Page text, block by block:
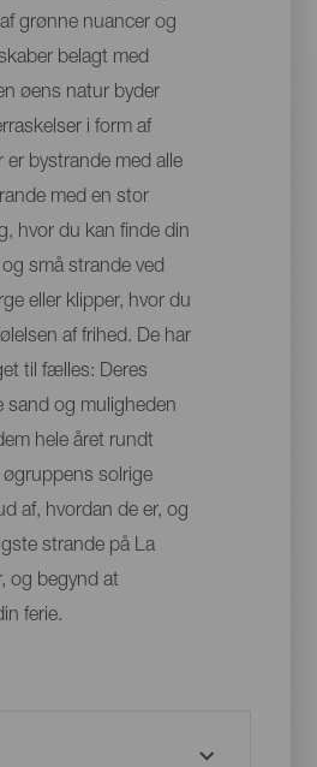
grønne nuancer og
belagt med
øens natur byder
i form af
er bystrande med alle
med en stor
hvor du kan finde din
små strande ved
eller klipper, hvor du
af frihed. De har
til fælles: Deres
sand og muligheden
hele året rundt
solrige
af, hvordan de er, og
strande på La
og begynd at
ferie.